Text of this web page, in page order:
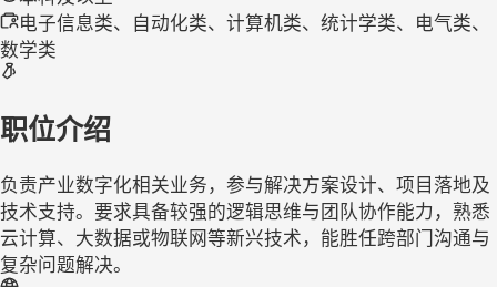
电子信息类、自动化类、计算机类、统计学类、电气类、
数学类
职位介绍
负责产业数字化相关业务，参与解决方案设计、项目落地及
技术支持。要求具备较强的逻辑思维与团队协作能力，熟悉
云计算、大数据或物联网等新兴技术，能胜任跨部门沟通与
复杂问题解决。